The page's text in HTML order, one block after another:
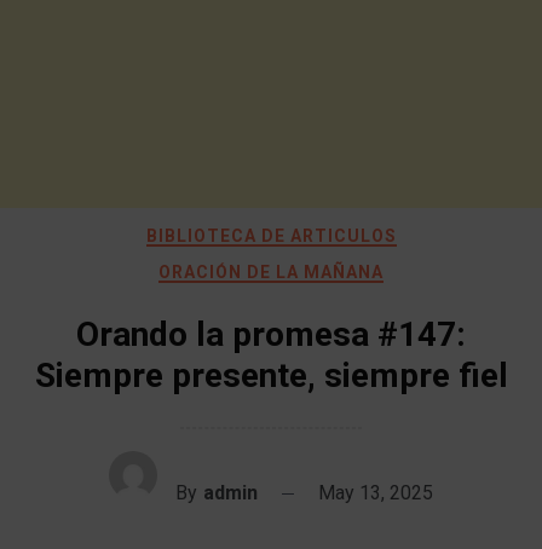
BIBLIOTECA DE ARTICULOS
ORACIÓN DE LA MAÑANA
Orando la promesa #147:
Siempre presente, siempre fiel
By admin May 13, 2025